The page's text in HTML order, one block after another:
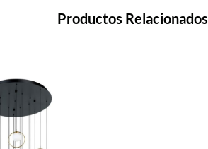
Productos Relacionados